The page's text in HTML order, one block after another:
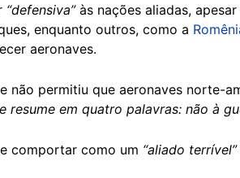
“defensiva”às nações aliadas,
enquanto outros, como a
aeronaves.
não permitiu que aeronaves norte-
resume em quatro palavras: não à
comportar como um “aliado terrível”